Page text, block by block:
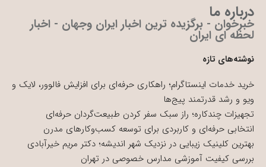
درباره ما
خبرخوان - برگزیده ترین اخبار ایران وجهان - اخبار
لحظه ای ایران
نوشته‌های تازه
خرید خدمات اینستاگرام؛ راهکاری حرفه‌ای برای افزایش فالوور، لایک و
ویو و رشد قدرتمند پیج‌ها
تجهیزات چندکاره؛ راز سبک سفر کردن طبیعت‌گردان حرفه‌ای
انتخابی حرفه‌ای و کاربردی برای توسعه کسب‌وکارهای مدرن
بهترین کلینیک زیبایی در نزدیک شهر اندیشه؛ دکتر مریم خیرآبادی
بررسی کیفیت آموزشی مدارس خصوصی در تهران